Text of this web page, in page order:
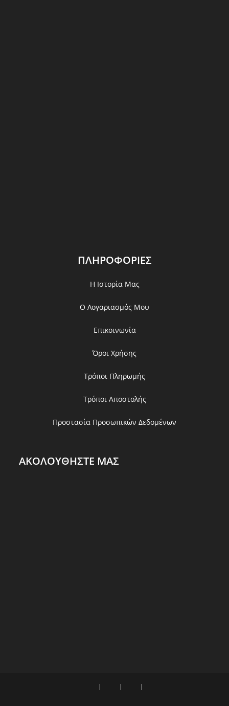
ΠΛΗΡΟΦΟΡΙΕΣ
Η Ιστορία Μας
Ο Λογαριασμός Μου
Επικοινωνία
Όροι Χρήσης
Τρόποι Πληρωμής
Τρόποι Αποστολής
Προστασία Προσωπικών Δεδομένων
ΑΚΟΛΟΥΘΗΣΤΕ ΜΑΣ